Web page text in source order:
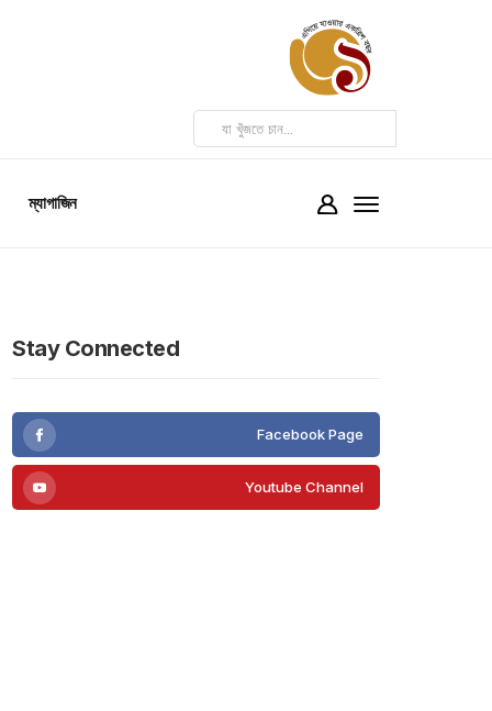
ম্যাগাজিন
Stay Connected
Facebook Page
Youtube Channel